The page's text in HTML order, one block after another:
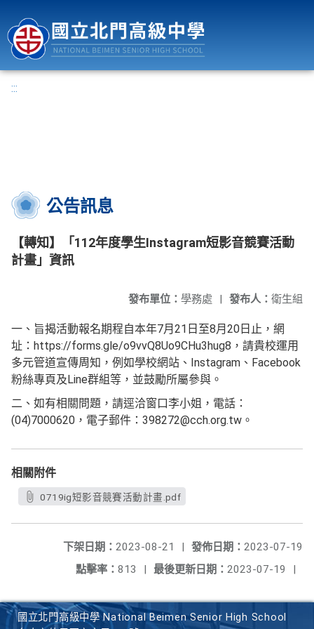
:::
公告訊息
【轉知】「112年度學生Instagram短影音競賽活動
計畫」資訊
發布人： 衛生組
發布單位： 學務處 |
一、旨揭活動報名期程自本年7月21日至8月20日止，網
址：https://forms.gle/o9vvQ8Uo9CHu3hug8，請貴校運用
多元管道宣傳周知，例如學校網站、Instagram、Facebook
粉絲專頁及Line群組等，並鼓勵所屬參與。
二、如有相關問題，請逕洽窗口李小姐，電話：
(04)7000620，電子郵件：398272@cch.org.tw。
相關附件
0719ig短影音競賽活動計畫.pdf
發佈日期： 2023-07-19
下架日期： 2023-08-21
|
最後更新日期： 2023-07-19 |
點擊率： 813 |
國立北門高級中學 National Beimen Senior High School